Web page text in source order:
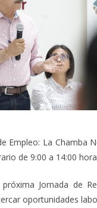
Empleo: La Chamba
de 9:00 a 14:00
Jornada de
oportunidades